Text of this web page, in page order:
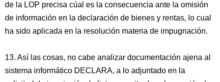
de la LOP precisa cúal es la consecuencia ante la omisión
de información en la declaración de bienes y rentas, lo cual
ha sido aplicada en la resolución materia de impugnación.
13. Así las cosas, no cabe analizar documentación ajena al
sistema informático DECLARA, a lo adjuntado en la